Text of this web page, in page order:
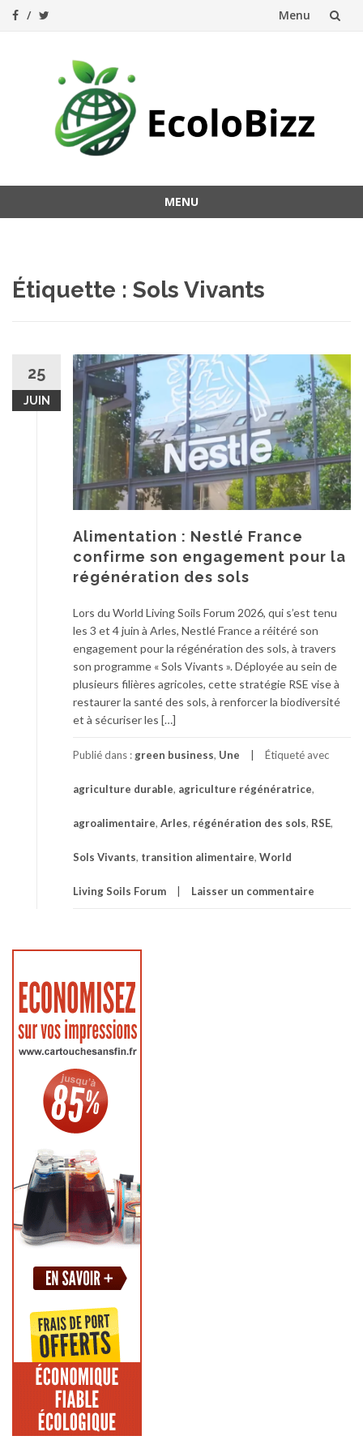
Menu
MENU
Étiquette : Sols Vivants
25
JUIN
Alimentation : Nestlé France
confirme son engagement pour la
régénération des sols
Lors du World Living Soils Forum 2026, qui s’est tenu
les 3 et 4 juin à Arles, Nestlé France a réitéré son
engagement pour la régénération des sols, à travers
son programme « Sols Vivants ». Déployée au sein de
plusieurs filières agricoles, cette stratégie RSE vise à
restaurer la santé des sols, à renforcer la biodiversité
et à sécuriser les […]
Publié dans : green business, Une Étiqueté avec
agriculture durable, agriculture régénératrice,
agroalimentaire, Arles, régénération des sols, RSE,
Sols Vivants, transition alimentaire, World
Living Soils Forum Laisser un commentaire